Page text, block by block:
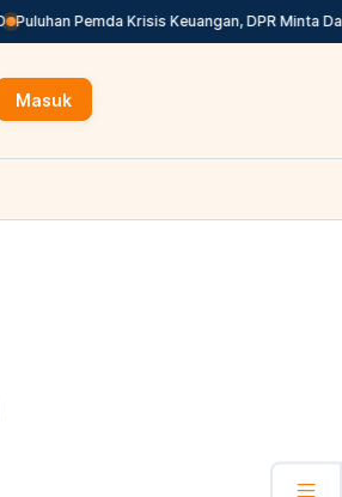
Puluhan Pemda Krisis Keuangan, DPR Minta
Masuk